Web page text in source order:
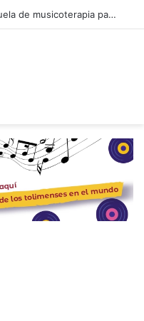
Ibagué inaugura la primera escuela de musicoterapia para niños con discapacidad múltiple, una apuesta por la inclusión